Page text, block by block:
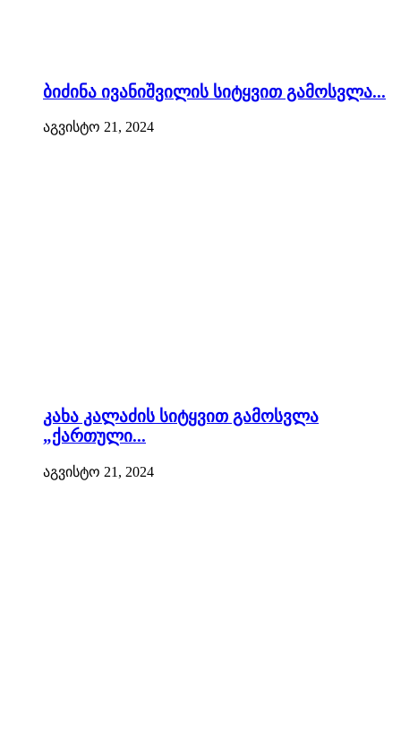
ბიძინა ივანიშვილის სიტყვით გამოსვლა...
აგვისტო 21, 2024
კახა კალაძის სიტყვით გამოსვლა
„ქართული...
აგვისტო 21, 2024